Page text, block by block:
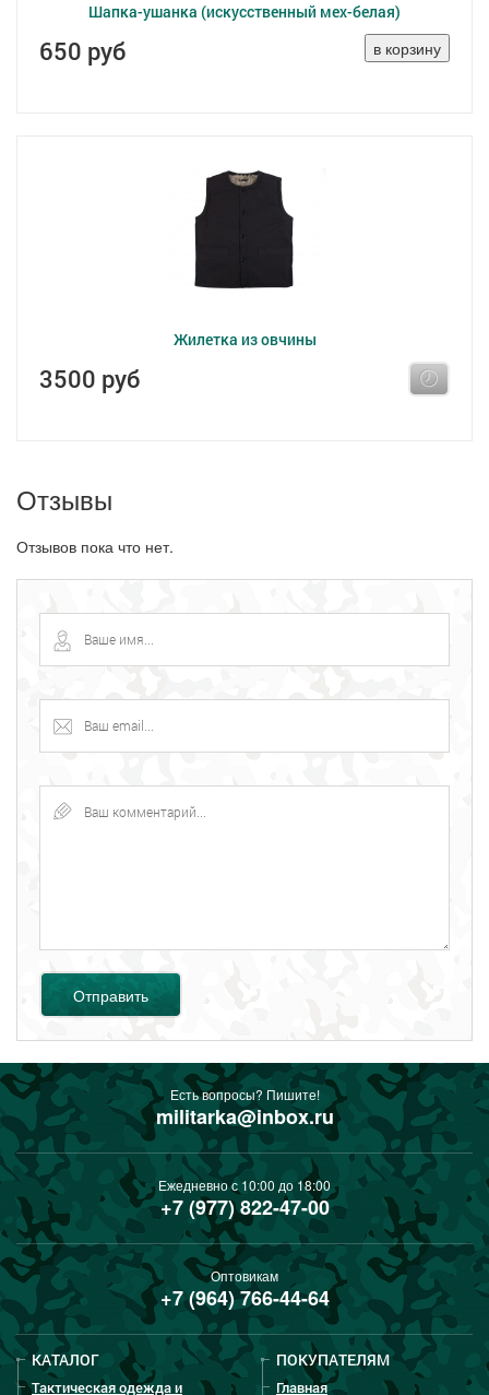
Шапка-ушанка (искусственный мех-белая)
650 руб
Жилетка из овчины
3500 руб
Отзывы
Отзывов пока что нет.
Отправить
Есть вопросы? Пишите!
militarka@inbox.ru
Ежедневно с 10:00 до 18:00
+7 (977) 822-47-00
Оптовикам
+7 (964) 766-44-64
КАТАЛОГ
Тактическая одежда и
ПОКУПАТЕЛЯМ
Главная